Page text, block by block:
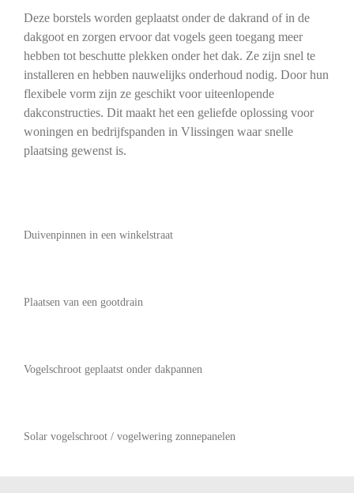
Deze borstels worden geplaatst onder de dakrand of in de
dakgoot en zorgen ervoor dat vogels geen toegang meer
hebben tot beschutte plekken onder het dak. Ze zijn snel te
installeren en hebben nauwelijks onderhoud nodig. Door hun
flexibele vorm zijn ze geschikt voor uiteenlopende
dakconstructies. Dit maakt het een geliefde oplossing voor
woningen en bedrijfspanden in Vlissingen waar snelle
plaatsing gewenst is.
Duivenpinnen in een winkelstraat
Plaatsen van een gootdrain
Vogelschroot geplaatst onder dakpannen
Solar vogelschroot / vogelwering zonnepanelen